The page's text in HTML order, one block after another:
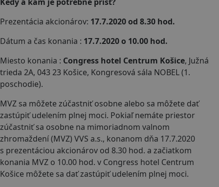
Prezentácia akcionárov: 17.7.2020 od 8.30 hod.
Dátum a čas konania : 17.7.2020 o 10.00 hod.
Miesto konania : Congress hotel Centrum Košice, Južná
trieda 2A, 043 23 Košice, Kongresová sála NOBEL (1.
poschodie).
MVZ sa môžete zúčastniť osobne alebo sa môžete dať
zastúpiť udelením plnej moci. Pokiaľ nemáte priestor
zúčastniť sa osobne na mimoriadnom valnom
zhromaždení (MVZ) VVS a.s., konanom dňa 17.7.2020
s prezentáciou akcionárov od 8.30 hod. a začiatkom
konania MVZ o 10.00 hod. v Congress hotel Centrum
Košice môžete sa dať zastúpiť udelením plnej moci.